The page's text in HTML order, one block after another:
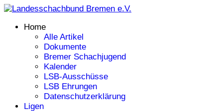
Home
Alle Artikel
Dokumente
Bremer Schachjugend
Kalender
LSB-Ausschüsse
LSB Ehrungen
Datenschutzerklärung
Ligen